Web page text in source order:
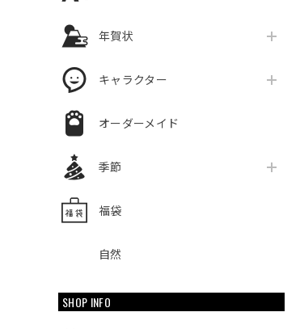
年賀状
キャラクター
オーダーメイド
季節
福袋
自然
SHOP INFO